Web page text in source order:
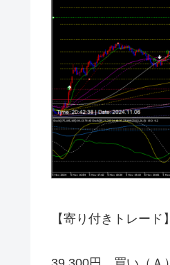
【寄り付きトレード】